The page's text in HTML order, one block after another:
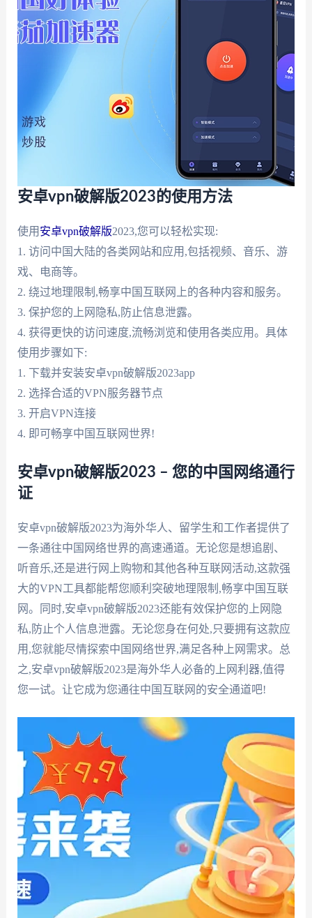
安卓vpn破解版2023的使用方法
使用 安卓vpn破解版2023,您可以轻松实现:
1. 访问中国大陆的各类网站和应用,包括视频、音乐、游
戏、电商等。
2. 绕过地理限制,畅享中国互联网上的各种内容和服务。
3. 保护您的上网隐私,防止信息泄露。
4. 获得更快的访问速度,流畅浏览和使用各类应用。具体
使用步骤如下:
1. 下载并安装安卓vpn破解版2023app
2. 选择合适的VPN服务器节点
3. 开启VPN连接
4. 即可畅享中国互联网世界!
安卓vpn破解版2023 – 您的中国网络通行
证
安卓vpn破解版2023为海外华人、留学生和工作者提供了
一条通往中国网络世界的高速通道。无论您是想追剧、
听音乐,还是进行网上购物和其他各种互联网活动,这款强
大的VPN工具都能帮您顺利突破地理限制,畅享中国互联
网。同时,安卓vpn破解版2023还能有效保护您的上网隐
私,防止个人信息泄露。无论您身在何处,只要拥有这款应
用,您就能尽情探索中国网络世界,满足各种上网需求。总
之,安卓vpn破解版2023是海外华人必备的上网利器,值得
您一试。让它成为您通往中国互联网的安全通道吧!